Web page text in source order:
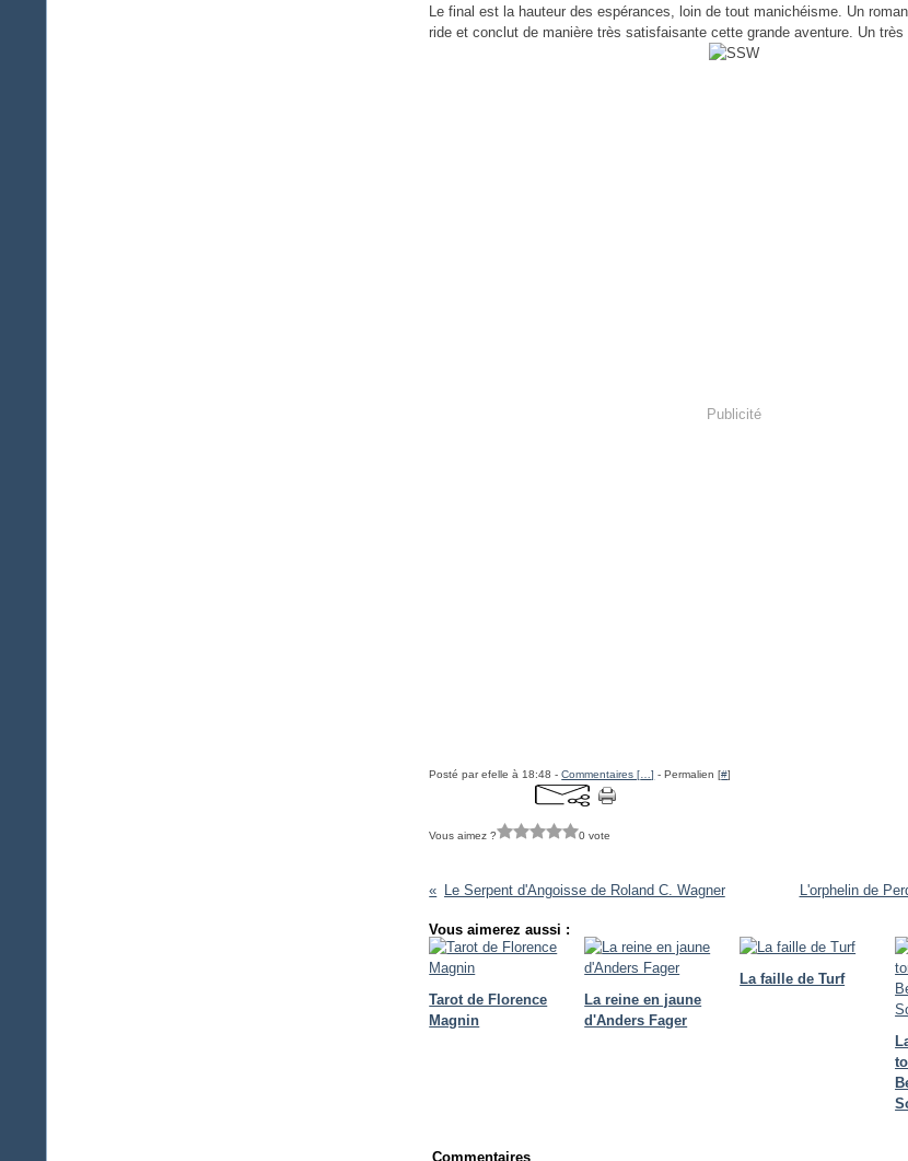
Le final est la hauteur des espérances, loin de tout manichéisme. Un
ride et conclut de manière très satisfaisante cette grande aventure. Un très
Publicité
Posté par efelle à 18:48 -Commentaires [ …] - Permalien [#]
Vous aimez ? 0 vote
Le Serpent d'Angoisse de Roland C. Wagner L'orphelin de
Vous aimerez aussi :
Tarot de Florence
Magnin
La reine en jaune
d'Anders Fager
La faille de Turf
Commentaires